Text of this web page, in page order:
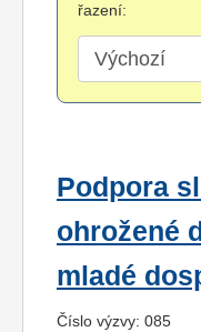
řazení:
Podpora
ohrožené
mladé
Číslo výzvy: 085